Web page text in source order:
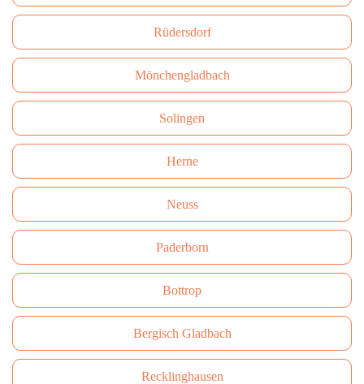
Rüdersdorf
Mönchengladbach
Solingen
Herne
Neuss
Paderborn
Bottrop
Bergisch Gladbach
Recklinghausen